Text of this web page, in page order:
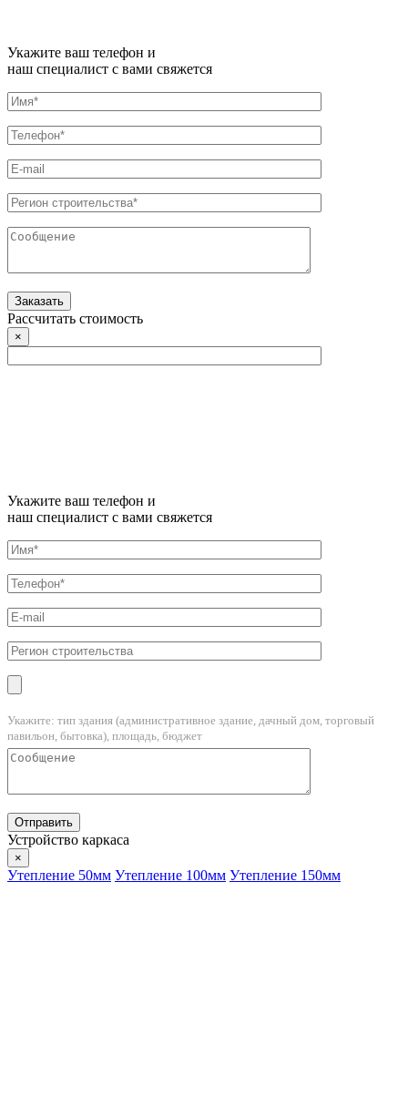
Укажите ваш телефон и
наш специалист с вами свяжется
Рассчитать стоимость
×
Укажите ваш телефон и
наш специалист с вами свяжется
Укажите: тип здания (административное здание, дачный дом, торговый
павильон, бытовка), площадь, бюджет
Устройство каркаса
×
Утепление 50мм Утепление 100мм Утепление 150мм